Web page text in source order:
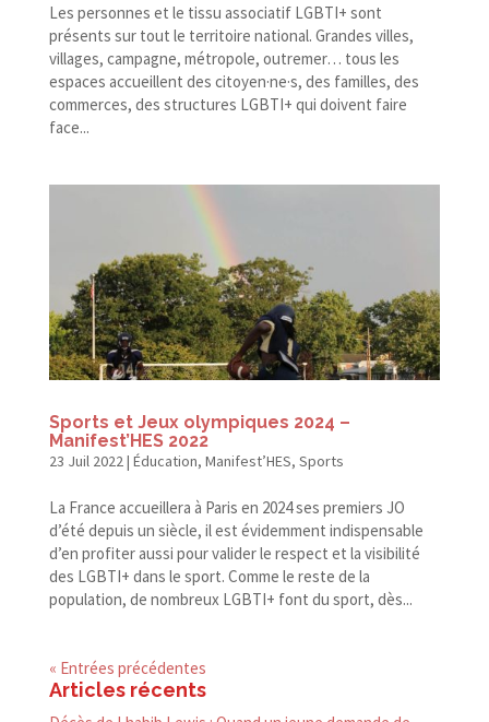
Les personnes et le tissu associatif LGBTI+ sont
présents sur tout le territoire national. Grandes villes,
villages, campagne, métropole, outremer… tous les
espaces accueillent des citoyen·ne·s, des familles, des
commerces, des structures LGBTI+ qui doivent faire
face...
Sports et Jeux olympiques 2024 –
Manifest’HES 2022
23 Juil 2022| Éducation, Manifest’HES, Sports
La France accueillera à Paris en 2024 ses premiers JO
d’été depuis un siècle, il est évidemment indispensable
d’en profiter aussi pour valider le respect et la visibilité
des LGBTI+ dans le sport. Comme le reste de la
population, de nombreux LGBTI+ font du sport, dès...
« Entrées précédentes
Articles récents